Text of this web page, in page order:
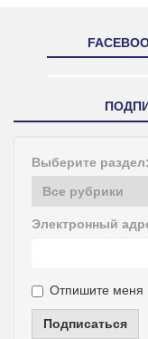
Выберите раздел:
Электронный
Отпишите меня
Подписаться